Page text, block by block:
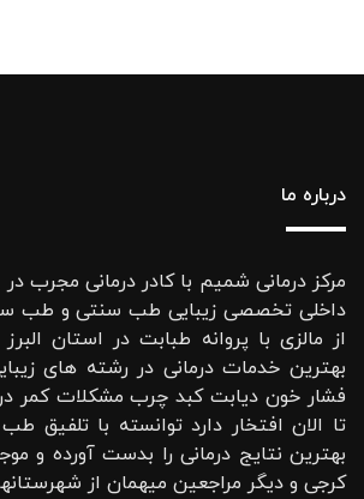
درباره ما
مرکز درمانی شمیم با کادر درمانی
داخلی تخصصی زیبایی طب سنتی و طب
بهترین خدمات درمانی در رشته‌ های
فشار خون دیابت کبد چرب مشکلات کمر
تا الان افتخار دارد توانسته با تلفیق
بهترین نتایج درمانی را بدست آورده و
کرجی و دیگر مراجعین میهمان از